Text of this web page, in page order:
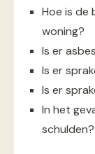
Hoe is de
woning?
Is er
Is er
Is er
In het
schulden?